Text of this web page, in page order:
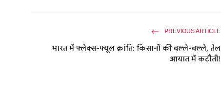
PREVIOUS ARTICLE
भारत में फ्लेक्स-फ्यूल क्रांति: किसानों की बल्ले-बल्ले, तेल
आयात में कटौती!